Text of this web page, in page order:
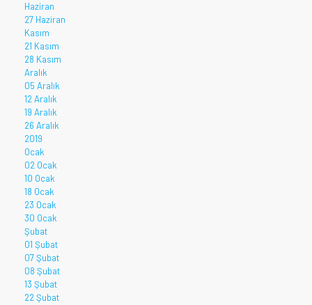
Haziran
27 Haziran
Kasım
21 Kasım
28 Kasım
Aralık
05 Aralık
12 Aralık
19 Aralık
26 Aralık
2019
Ocak
02 Ocak
10 Ocak
18 Ocak
23 Ocak
30 Ocak
Şubat
01 Şubat
07 Şubat
08 Şubat
13 Şubat
22 Şubat